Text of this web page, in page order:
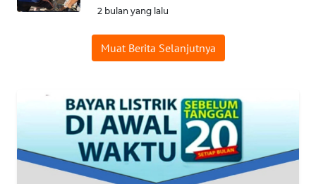
2 bulan yang lalu
Muat Berita Selanjutnya
WAHANA